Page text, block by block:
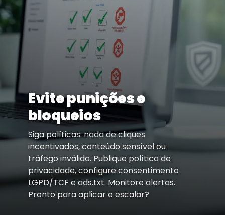
Evite punições e
bloqueios
Siga políticas: nada de cliques
incentivados, conteúdo sensível ou
tráfego inválido. Publique política de
privacidade, configure consentimento
LGPD/TCF e ads.txt. Monitore alertas.
Pronto para aplicar e escalar?